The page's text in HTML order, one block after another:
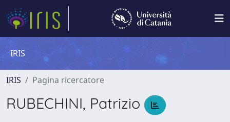
IRIS
IRIS Pagina ricercatore
RUBECHINI, Patrizio